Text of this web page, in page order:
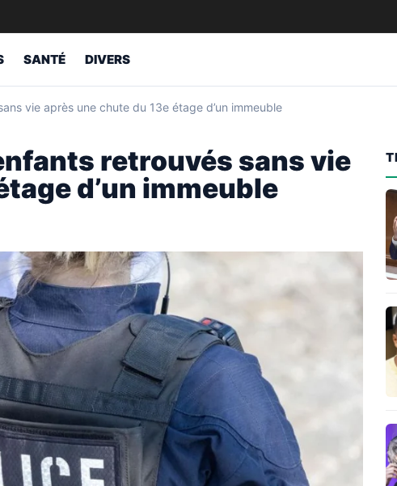
SANTÉ DIVERS
vie après une chute du 13e étage d’un immeuble
retrouvés sans vie
d’un immeuble